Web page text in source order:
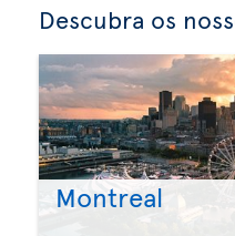
Descubra os
Montreal